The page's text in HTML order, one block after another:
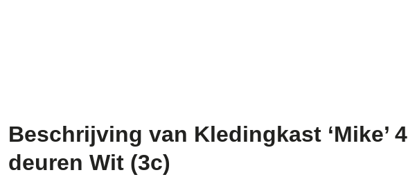
Beschrijving van Kledingkast ‘Mike’ 4
deuren Wit (3c)